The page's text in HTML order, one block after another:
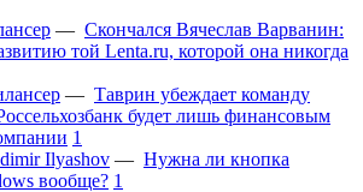
— Скончался Вячеслав Варванин:
той Lenta.ru, которой она никогда
— Таврин убеждает команду
будет лишь финансовым
1
Ilyashov — Нужна ли кнопка
вообще? 1